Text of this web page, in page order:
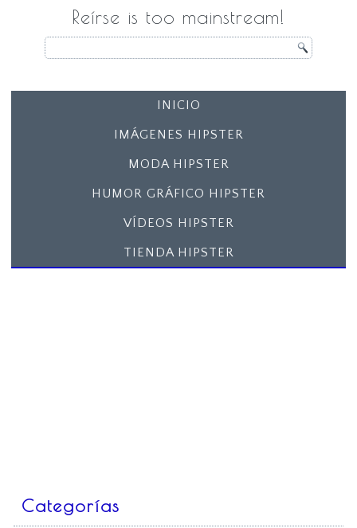
Reírse is too mainstream!
INICIO
IMÁGENES HIPSTER
MODA HIPSTER
HUMOR GRÁFICO HIPSTER
VÍDEOS HIPSTER
TIENDA HIPSTER
Categorías